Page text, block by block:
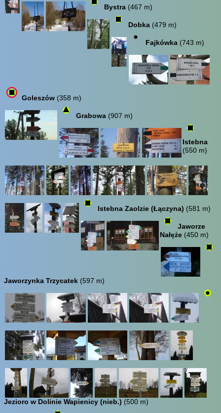
Bystra (467 m)
Dobka (479 m)
Fajkówka (743 m)
Goleszów (358 m)
Grabowa (907 m)
Istebna
(550 m)
Istebna Zaolzie (Łączyna) (581 m)
Jaworze
Nałęże (450 m)
Jaworzynka Trzycatek (597 m)
Jezioro w Dolinie Wapienicy (nieb.) (500 m)